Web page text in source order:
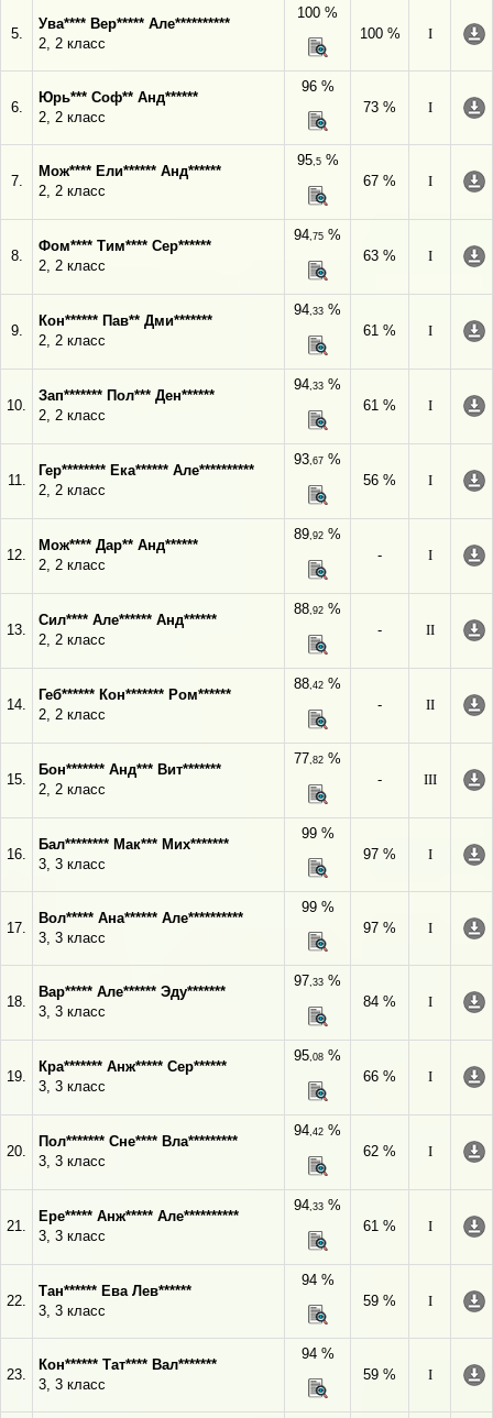
5.
Ува**** Вер***** Але**********
2, 2 класс
100 %
100 %
I
6.
Юрь*** Соф** Анд******
2, 2 класс
96 %
73 %
I
7.
Мож**** Ели****** Анд******
2, 2 класс
95,5%
67 %
I
8.
Фом**** Тим**** Сер******
2, 2 класс
94,75 %
63 %
I
9.
Кон****** Пав** Дми*******
2, 2 класс
94,33 %
61 %
I
10.
Зап******* Пол*** Ден******
2, 2 класс
94,33 %
61 %
I
11.
Гер******** Ека****** Але**********
2, 2 класс
93,67 %
56 %
I
12.
Мож**** Дар** Анд******
2, 2 класс
89,92 %
-
I
13.
Сил**** Але****** Анд******
2, 2 класс
88,92 %
-
II
14.
Геб****** Кон******* Ром******
2, 2 класс
88,42 %
-
II
15.
Бон******* Анд*** Вит*******
2, 2 класс
77,82 %
-
III
16.
Бал******** Мак*** Мих*******
3, 3 класс
99 %
97 %
I
17.
Вол***** Ана****** Але**********
3, 3 класс
99 %
97 %
I
18.
Вар***** Але****** Эду*******
3, 3 класс
97,33 %
84 %
I
19.
Кра******* Анж***** Сер******
3, 3 класс
95,08 %
66 %
I
20.
Пол******* Сне**** Вла*********
3, 3 класс
94,42 %
62 %
I
21.
Ере***** Анж***** Але**********
3, 3 класс
94,33 %
61 %
I
22.
Тан****** Ева Лев******
3, 3 класс
94 %
59 %
I
23.
Кон****** Тат**** Вал*******
3, 3 класс
94 %
59 %
I